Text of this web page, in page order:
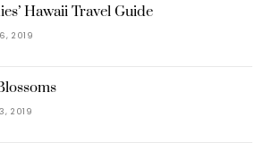
Hawaii Travel Guide
2019
2019